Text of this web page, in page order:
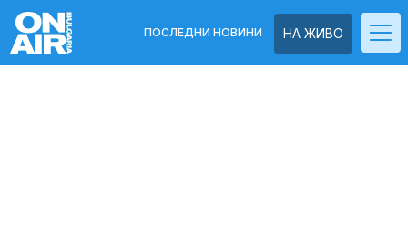
НА ЖИВО
ПОСЛЕДНИ НОВИНИ